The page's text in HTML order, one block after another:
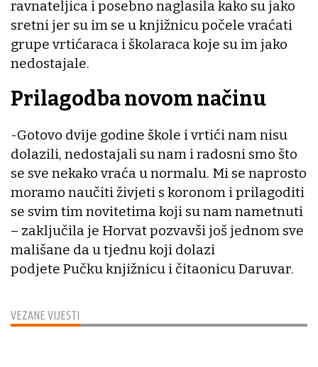
VEZANE VIJESTI
ravnateljica i posebno naglasila kako su jako
sretni jer su im se u knjižnicu počele vraćati
grupe vrtićaraca i školaraca koje su im jako
nedostajale.
Prilagodba novom načinu
-Gotovo dvije godine škole i vrtići nam nisu
dolazili, nedostajali su nam i radosni smo što
se sve nekako vraća u normalu. Mi se naprosto
moramo naučiti živjeti s koronom i prilagoditi
se svim tim novitetima koji su nam nametnuti
– zaključila je Horvat pozvavši još jednom sve
mališane da u tjednu koji dolazi
podjete Pučku knjižnicu i čitaonicu Daruvar.